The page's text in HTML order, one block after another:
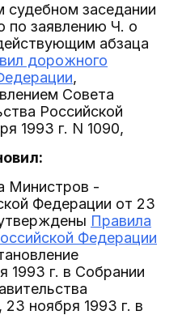
судебном заседании
по заявлению Ч. о
абзаца
дорожного
,
Совета
Российской
1993 г. N 1090,
Министров -
Федерации от 23
Правила
Федерации
1993 г. в Собрании
ноября 1993 г. в